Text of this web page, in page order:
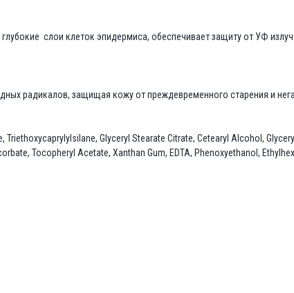
слои клеток эпидермиса, обеспечивает защиту от УФ
радикалов, защищая кожу от преждевременного старения и
Glyceryl Stearate Citrate, Cetearyl Alcohol,
Tocopheryl Acetate, Xanthan Gum, EDTA, Phenoxyethanol,